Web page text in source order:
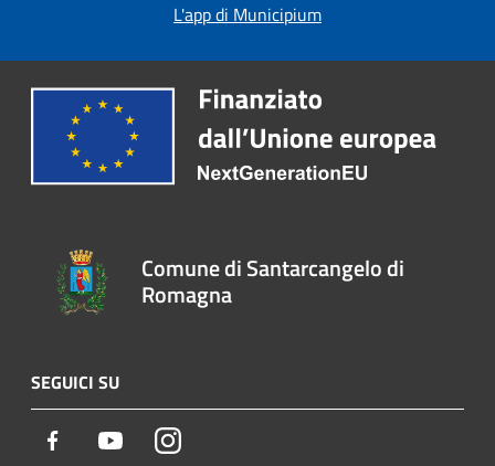
L'app di Municipium
Comune di Santarcangelo di
Romagna
SEGUICI SU
Facebook YoutubeInstagram